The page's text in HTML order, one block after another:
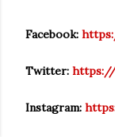
Facebook:
Twitter: https://
Instagram: